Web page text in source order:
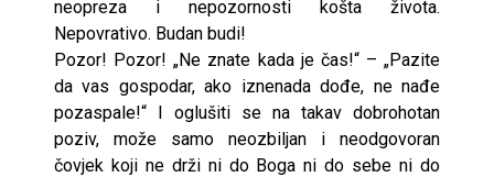
neopreza i nepozornosti košta života.
Nepovrativo. Budan budi!
Pozor! Pozor! „Ne znate kada je čas!“ – „Pazite
da vas gospodar, ako iznenada dođe, ne nađe
pozaspale!“ I oglušiti se na takav dobrohotan
poziv, može samo neozbiljan i neodgovoran
čovjek koji ne drži ni do Boga ni do sebe ni do